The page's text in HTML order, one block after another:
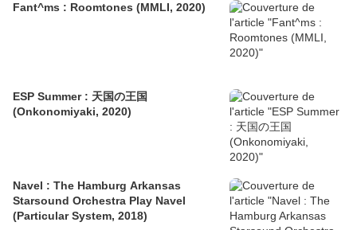
Fant^ms : Roomtones (MMLI, 2020)
ESP Summer : 天国の王国
(Onkonomiyaki, 2020)
Navel : The Hamburg Arkansas
Starsound Orchestra Play Navel
(Particular System, 2018)